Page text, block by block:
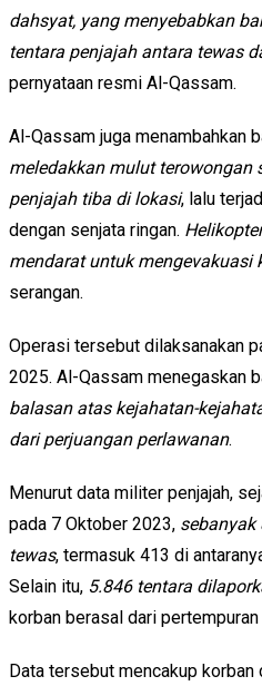
dahsyat, yang menyebabkan
tentara penjajah antara tewas
pernyataan resmi Al-Qassam.
Al-Qassam juga menambahkan
meledakkan mulut terowongan
penjajah tiba di lokasi, lalu
dengan senjata ringan.
mendarat untuk mengevakuasi
serangan.
Operasi tersebut dilaksanakan
2025. Al-Qassam menegaskan
balasan atas kejahatan-
dari perjuangan perlawanan.
Menurut data militer penjajah,
pada 7 Oktober 2023, sebanyak
tewas, termasuk 413 di
Selain itu, 5.846 tentara
korban berasal dari pertempuran
Data tersebut mencakup korban